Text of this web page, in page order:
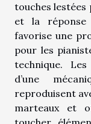
touches
et la réponse
favorise une
pour les
technique.
d’une
reproduisent
marteaux et